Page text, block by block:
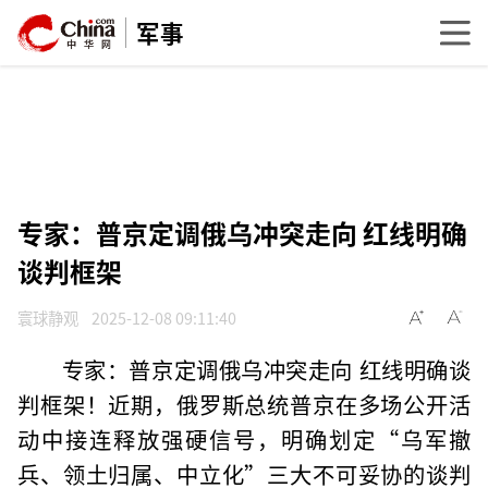
军事
专家：普京定调俄乌冲突走向 红线明确
谈判框架
寰球静观 2025-12-08 09:11:40
专家：普京定调俄乌冲突走向 红线明确谈
判框架！近期，俄罗斯总统普京在多场公开活
动中接连释放强硬信号，明确划定“乌军撤
兵、领土归属、中立化”三大不可妥协的谈判